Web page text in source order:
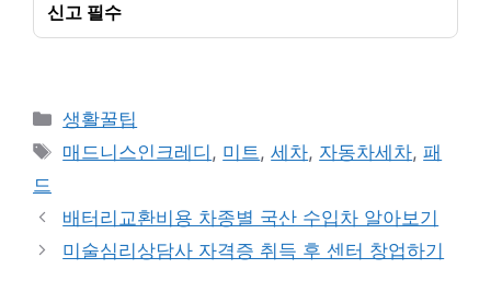
신고 필수
카
테
생활꿀팁
태
매드니스인크레디 , 미트,세차, 자동차세차,패
드
배터리교환비용 차종별 국산 수입차 알아보기
미술심리상담사 자격증 취득 후 센터 창업하기